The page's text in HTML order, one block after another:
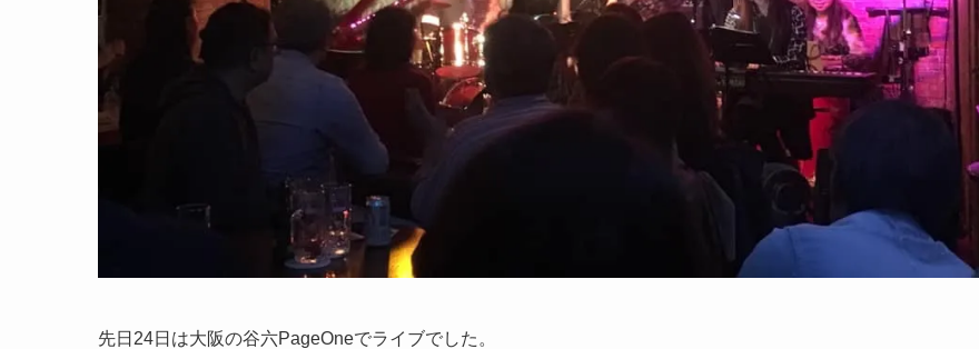
先日24日は大阪の谷六PageOneでライブでした。